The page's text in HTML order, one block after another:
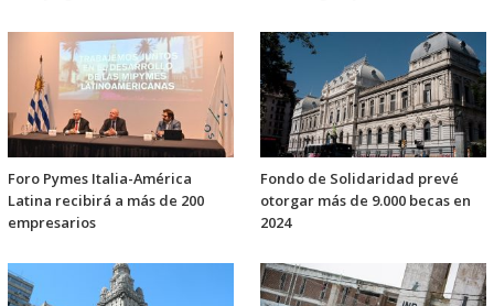
Foro Pymes Italia-América
Latina recibirá a más de 200
empresarios
Fondo de Solidaridad prevé
otorgar más de 9.000 becas en
2024